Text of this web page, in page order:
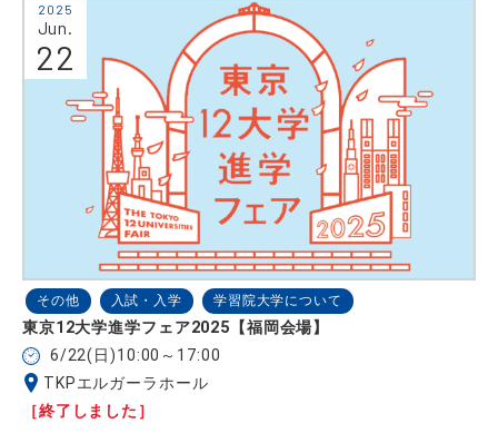
2025
Jun.
22
その他 入試・入学 学習院大学について
東京12大学進学フェア2025【福岡会場】
6/22(日)10:00～17:00
TKPエルガーラホール
［終了しました］